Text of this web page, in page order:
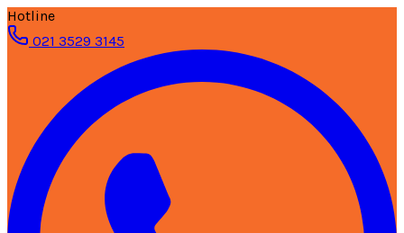
Hotline
021 3529 3145